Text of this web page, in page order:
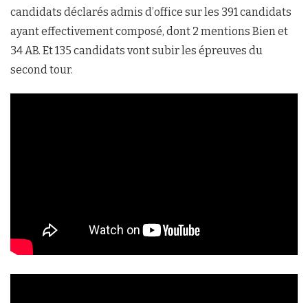
candidats déclarés admis d’office sur les 391 candidats
ayant effectivement composé, dont 2 mentions Bien et
34 AB. Et 135 candidats vont subir les épreuves du
second tour.